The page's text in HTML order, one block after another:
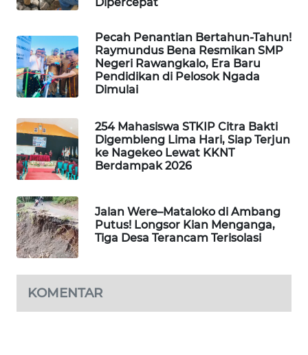
Pecah Penantian Bertahun-Tahun!
Raymundus Bena Resmikan SMP
Negeri Rawangkalo, Era Baru
Pendidikan di Pelosok Ngada
Dimulai
254 Mahasiswa STKIP Citra Bakti
Digembleng Lima Hari, Siap Terjun
ke Nagekeo Lewat KKNT
Berdampak 2026
Jalan Were–Mataloko di Ambang
Putus! Longsor Kian Menganga,
Tiga Desa Terancam Terisolasi
KOMENTAR
LKKI
KOPEKLIN
PORTAL
KONSUMEN
FORWAMKI
ALPERKLINAS
FORJASIDA
TAMBANG
NEWS
SITUNGIR
NEWS